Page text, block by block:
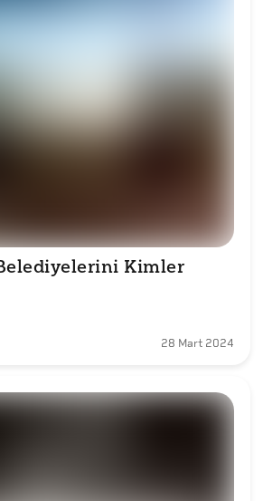
Kimler
28 Mart 2024